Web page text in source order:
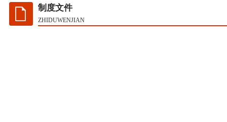
制度文件
ZHIDUWENJIAN